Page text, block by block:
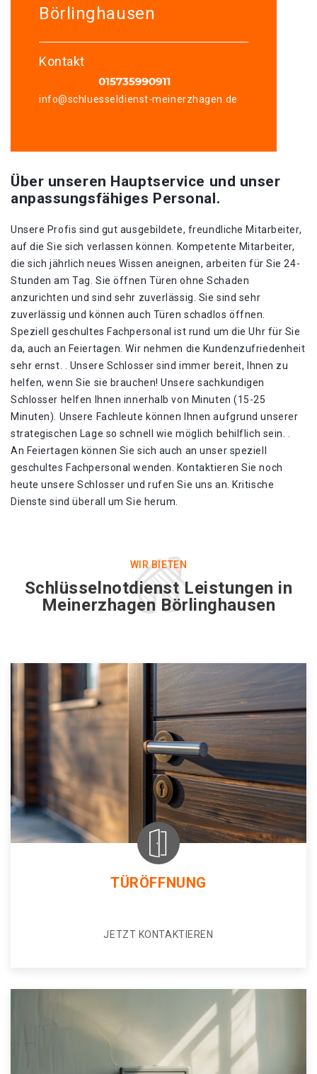
Börlinghausen
Kontakt
info@schluesseldienst-meinerzhagen.de
Über unseren Hauptservice und unser
anpassungsfähiges Personal.
Unsere Profis sind gut ausgebildete, freundliche Mitarbeiter,
auf die Sie sich verlassen können. Kompetente Mitarbeiter,
die sich jährlich neues Wissen aneignen, arbeiten für Sie 24-
Stunden am Tag. Sie öffnen Türen ohne Schaden
anzurichten und sind sehr zuverlässig. Sie sind sehr
zuverlässig und können auch Türen schadlos öffnen.
Speziell geschultes Fachpersonal ist rund um die Uhr für Sie
da, auch an Feiertagen. Wir nehmen die Kundenzufriedenheit
sehr ernst. . Unsere Schlosser sind immer bereit, Ihnen zu
helfen, wenn Sie sie brauchen! Unsere sachkundigen
Schlosser helfen Ihnen innerhalb von Minuten (15-25
Minuten). Unsere Fachleute können Ihnen aufgrund unserer
strategischen Lage so schnell wie möglich behilflich sein. .
An Feiertagen können Sie sich auch an unser speziell
geschultes Fachpersonal wenden. Kontaktieren Sie noch
heute unsere Schlosser und rufen Sie uns an. Kritische
Dienste sind überall um Sie herum.
WIR BIETEN
Schlüsselnotdienst Leistungen in
Meinerzhagen Börlinghausen
TÜRÖFFNUNG
JETZT KONTAKTIEREN